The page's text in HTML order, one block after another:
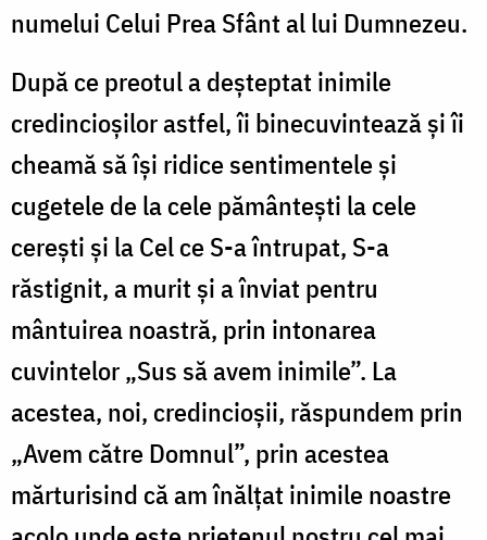
numelui Celui Prea Sfânt al lui Dumnezeu.
După ce preotul a deșteptat inimile
credincioșilor astfel, îi binecuvintează și îi
cheamă să își ridice sentimentele și
cugetele de la cele pământești la cele
cerești și la Cel ce S-a întrupat, S-a
răstignit, a murit și a înviat pentru
mântuirea noastră, prin intonarea
cuvintelor „Sus să avem inimile”. La
acestea, noi, credincioșii, răspundem prin
„Avem către Domnul”, prin acestea
mărturisind că am înălțat inimile noastre